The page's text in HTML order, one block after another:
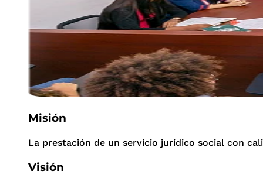
Misión
La prestación de un servicio jurídico social con
Visión